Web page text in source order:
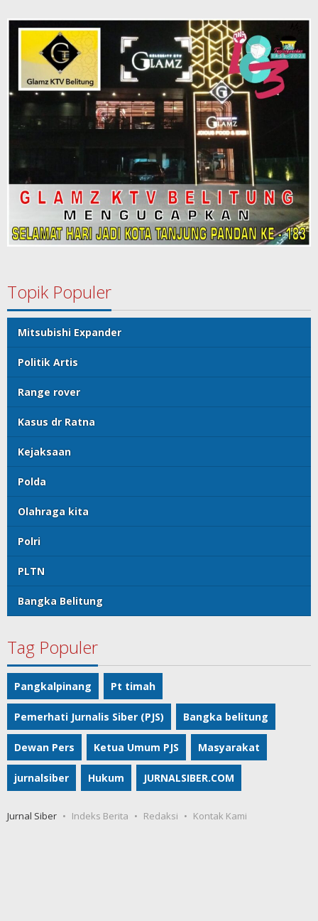
Topik Populer
Mitsubishi Expander
Politik Artis
Range rover
Kasus dr Ratna
Kejaksaan
Polda
Olahraga kita
Polri
PLTN
Bangka Belitung
Tag Populer
Pangkalpinang Pt timah
Pemerhati Jurnalis Siber (PJS) Bangka belitung
Dewan Pers Ketua Umum PJS Masyarakat
jurnalsiber Hukum JURNALSIBER.COM
Jurnal Siber Indeks Berita Redaksi Kontak Kami